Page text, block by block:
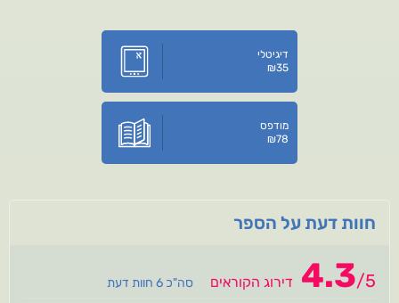
דיגיטלי
₪35
מודפס
₪78
חוות דעת על הספר
4.3/5 דירוג הקוראים סה"כ 6 חוות דעת